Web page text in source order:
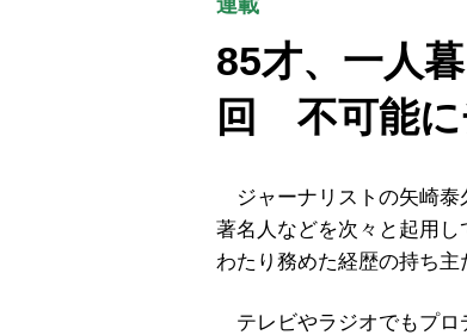
連載
85才、一人
回 不可能に
ジャーナリストの矢崎泰
著名人などを次々と起用
わたり務めた経歴の持ち主
テレビやラジオでもプロ